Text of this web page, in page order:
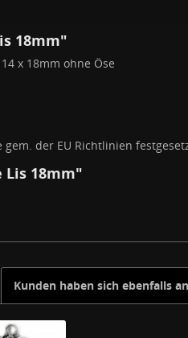
18mm"
x 18mm ohne Öse
der EU Richtlinien
18mm"
Kunden haben sich ebenfalls